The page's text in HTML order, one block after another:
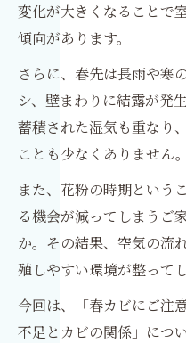
変化が大きくなることで
傾向があります。
さらに、春先は長雨や寒
シ、壁まわりに結露が発
蓄積された湿気も重なり
ことも少なくありません。
また、花粉の時期という
る機会が減ってしまうご
か。その結果、空気の流
殖しやすい環境が整って
今回は、「春カビにご注
不足とカビの関係」につ